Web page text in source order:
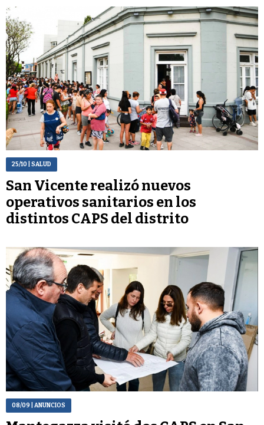
25/10 | SALUD
San Vicente realizó nuevos
operativos sanitarios en los
distintos CAPS del distrito
08/09 | ANUNCIOS